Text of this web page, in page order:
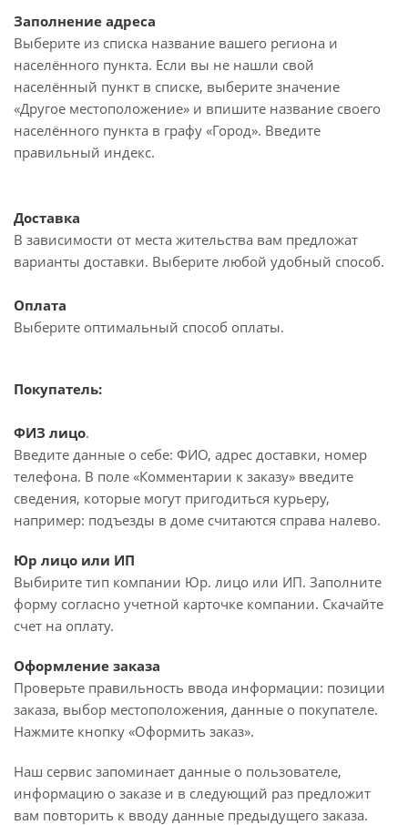
Заполнение адреса
Выберите из списка название вашего региона и
населённого пункта. Если вы не нашли свой
населённый пункт в списке, выберите значение
«Другое местоположение» и впишите название своего
населённого пункта в графу «Город». Введите
правильный индекс.
Доставка
В зависимости от места жительства вам предложат
варианты доставки. Выберите любой удобный способ.
Оплата
Выберите оптимальный способ оплаты.
Покупатель:
ФИЗ лицо.
Введите данные о себе: ФИО, адрес доставки, номер
телефона. В поле «Комментарии к заказу» введите
сведения, которые могут пригодиться курьеру,
например: подъезды в доме считаются справа налево.
Юр лицо или ИП
Выбирите тип компании Юр. лицо или ИП. Заполните
форму согласно учетной карточке компании. Скачайте
счет на оплату.
Оформление заказа
Проверьте правильность ввода информации: позиции
заказа, выбор местоположения, данные о покупателе.
Нажмите кнопку «Оформить заказ».
Наш сервис запоминает данные о пользователе,
информацию о заказе и в следующий раз предложит
вам повторить к вводу данные предыдущего заказа.